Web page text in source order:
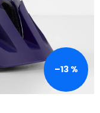
–13 %